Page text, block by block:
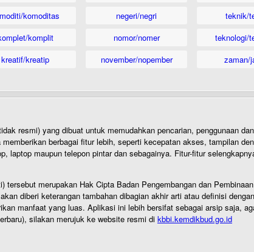
komoditas
komplit
kreatif/kreatip
negeri/negri
nomor/nomer
november/nopember
teknik/
teknologi/
zaman/
resmi) yang dibuat untuk memudahkan pencarian, penggunaan
berbagai fitur lebih, seperti kecepatan akses, tampilan
laptop maupun telepon pintar dan sebagainya. Fitur-fitur
merupakan Hak Cipta Badan Pengembangan dan
diberi keterangan tambahan dibagian akhir arti atau definisi
manfaat yang luas. Aplikasi ini lebih bersifat sebagai arsip saja,
silakan merujuk ke website resmi di kbbi.kemdikbud.go.id